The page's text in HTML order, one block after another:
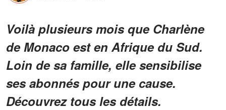
Voilà plusieurs mois que Charlène
de Monaco est en Afrique du Sud.
Loin de sa famille, elle sensibilise
ses abonnés pour une cause.
Découvrez tous les détails.